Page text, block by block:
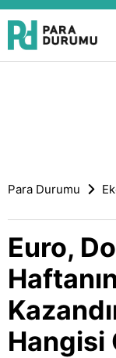
Para Durumu
Euro,
Hangisi